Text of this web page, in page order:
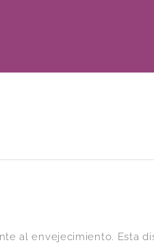
al envejecimiento. Esta